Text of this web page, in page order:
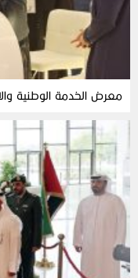
معرض الخدمة الوطنية